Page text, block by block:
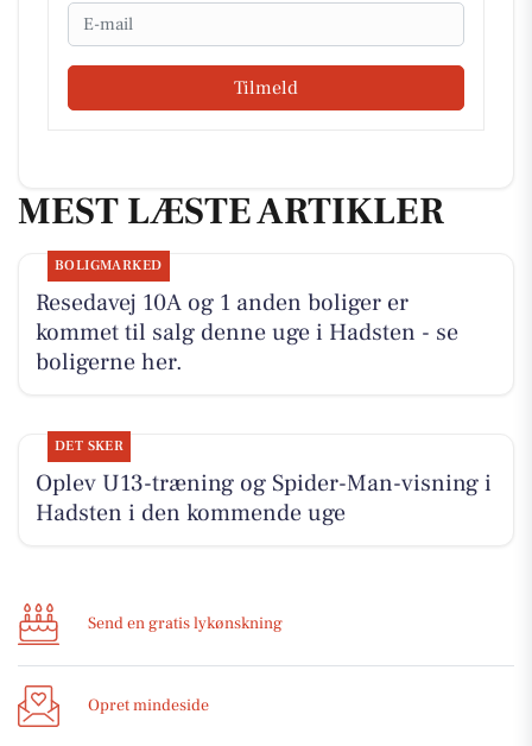
Email
Tilmeld
MEST LÆSTE ARTIKLER
BOLIGMARKED
Resedavej 10A og 1 anden boliger er
kommet til salg denne uge i Hadsten - se
boligerne her.
DET SKER
Oplev U13-træning og Spider-Man-visning i
Hadsten i den kommende uge
Send en gratis lykønskning
Opret mindeside